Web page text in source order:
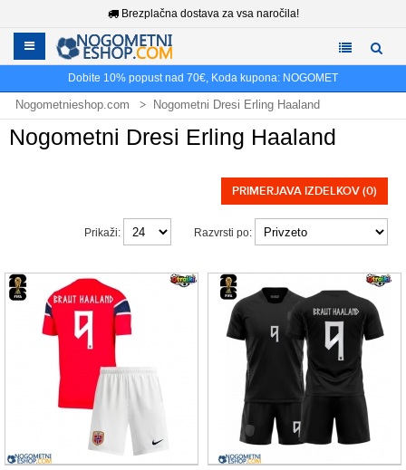
Brezplačna dostava za vsa naročila!
Dobite 10% popust nad 70€, Koda kupona: NOGOMET
Nogometnieshop.com Nogometni Dresi Erling Haaland
Nogometni Dresi Erling Haaland
PRIMERJAVA IZDELKOV (0)
Razvrsti po:
Prikaži: